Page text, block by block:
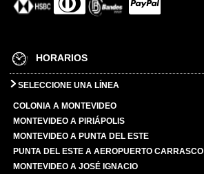
HORARIOS
SELECCIONE UNA LÍNEA
COLONIA A MONTEVIDEO
MONTEVIDEO A PIRIÁPOLIS
MONTEVIDEO A PUNTA DEL ESTE
PUNTA DEL ESTE A AEROPUERTO CARRASCO
MONTEVIDEO A JOSÉ IGNACIO